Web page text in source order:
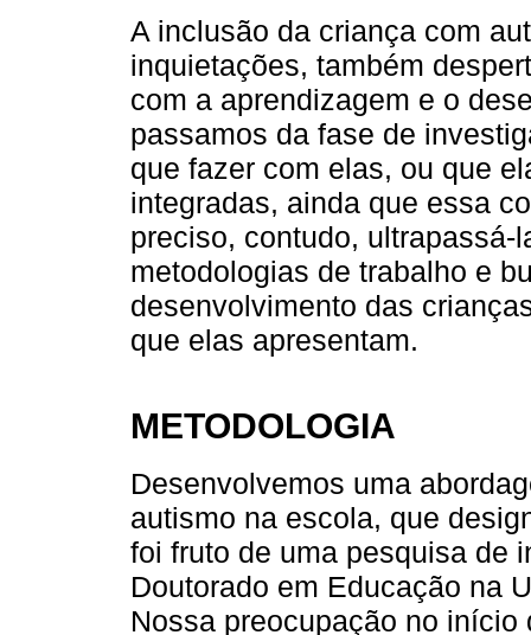
A inclusão da criança com
inquietações, também
com a aprendizagem e o
passamos da fase de
que fazer com elas, ou que
integradas, ainda que essa
preciso, contudo,
metodologias de trabalho e
desenvolvimento das
que elas apresentam.
METODOLOGIA
Desenvolvemos uma
autismo na escola, que
foi fruto de uma pesquisa de
Doutorado em Educação na
Nossa preocupação no